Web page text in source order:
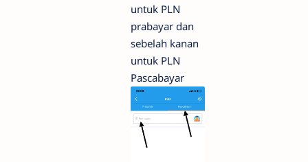
untuk PLN
prabayar dan
sebelah kanan
untuk PLN
Pascabayar